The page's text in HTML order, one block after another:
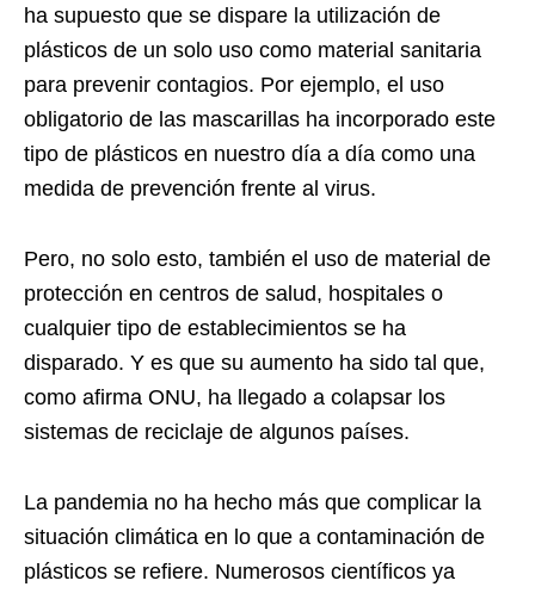
ha supuesto que se dispare la utilización de
plásticos de un solo uso como material sanitaria
para prevenir contagios. Por ejemplo, el uso
obligatorio de las mascarillas ha incorporado este
tipo de plásticos en nuestro día a día como una
medida de prevención frente al virus.
Pero, no solo esto, también el uso de material de
protección en centros de salud, hospitales o
cualquier tipo de establecimientos se ha
disparado. Y es que su aumento ha sido tal que,
como afirma ONU, ha llegado a colapsar los
sistemas de reciclaje de algunos países.
La pandemia no ha hecho más que complicar la
situación climática en lo que a contaminación de
plásticos se refiere. Numerosos científicos ya